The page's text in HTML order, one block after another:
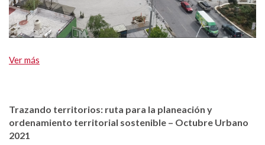
Ver más
Trazando territorios: ruta para la planeación y
ordenamiento territorial sostenible – Octubre Urbano
2021